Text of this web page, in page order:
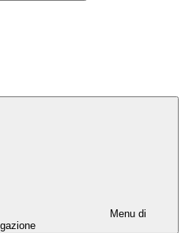
Menu di